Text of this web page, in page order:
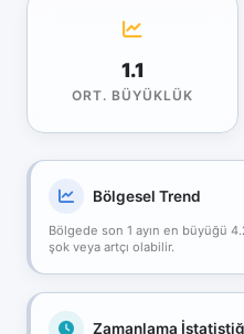
1.1
ORT. BÜYÜKLÜK
Bölgesel Trend
Bölgede son 1 ayın en büyüğü
şok veya artçı olabilir.
Zamanlama